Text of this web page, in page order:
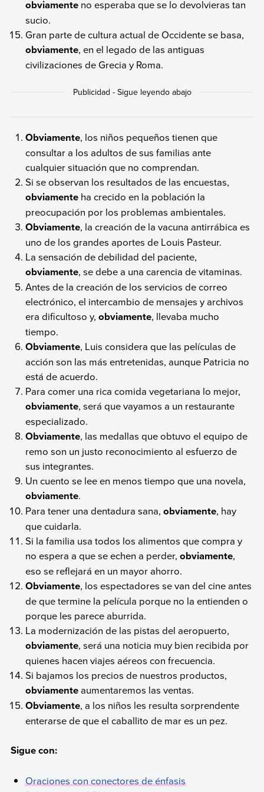
obviamente no esperaba que se lo devolvieras tan
sucio.
Gran parte de cultura actual de Occidente se basa,
obviamente, en el legado de las antiguas
civilizaciones de Grecia y Roma.
Obviamente, los niños pequeños tienen que
consultar a los adultos de sus familias ante
cualquier situación que no comprendan.
Si se observan los resultados de las encuestas,
obviamente ha crecido en la población la
preocupación por los problemas ambientales.
Obviamente, la creación de la vacuna antirrábica es
uno de los grandes aportes de Louis Pasteur.
La sensación de debilidad del paciente,
obviamente, se debe a una carencia de vitaminas.
Antes de la creación de los servicios de correo
electrónico, el intercambio de mensajes y archivos
era dificultoso y,obviamente, llevaba mucho
tiempo.
Obviamente, Luis considera que las películas de
acción son las más entretenidas, aunque Patricia no
está de acuerdo.
Para comer una rica comida vegetariana lo mejor,
obviamente, será que vayamos a un restaurante
especializado.
Obviamente, las medallas que obtuvo el equipo de
remo son un justo reconocimiento al esfuerzo de
sus integrantes.
Un cuento se lee en menos tiempo que una novela,
obviamente.
Para tener una dentadura sana,obviamente, hay
que cuidarla.
Si la familia usa todos los alimentos que compra y
no espera a que se echen a perder,obviamente,
eso se reflejará en un mayor ahorro.
Obviamente, los espectadores se van del cine antes
de que termine la película porque no la entienden o
porque les parece aburrida.
La modernización de las pistas del aeropuerto,
obviamente, será una noticia muy bien recibida por
quienes hacen viajes aéreos con frecuencia.
Si bajamos los precios de nuestros productos,
obviamenteaumentaremos las ventas.
Obviamente, a los niños les resulta sorprendente
enterarse de que el caballito de mar es un pez.
Sigue con:
Oraciones con conectores de énfasis